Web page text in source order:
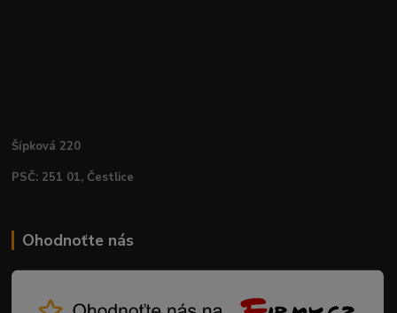
Šípková 220
PSČ: 251 01, Čestlice
Ohodnoťte nás